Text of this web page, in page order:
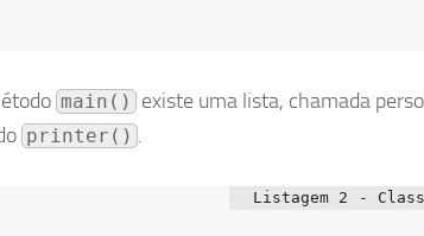
main()
existe uma lista, chamada
printer() .